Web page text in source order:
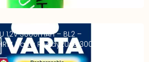
1,2V 3000mAh – BL2 –
Varta Ready2Use 3000mAh